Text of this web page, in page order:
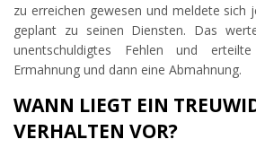
zu erreichen gewesen und meldete sich
geplant zu seinen Diensten. Das
unentschuldigtes Fehlen und
Ermahnung und dann eine Abmahnung.
WANN LIEGT EIN
VERHALTEN VOR?